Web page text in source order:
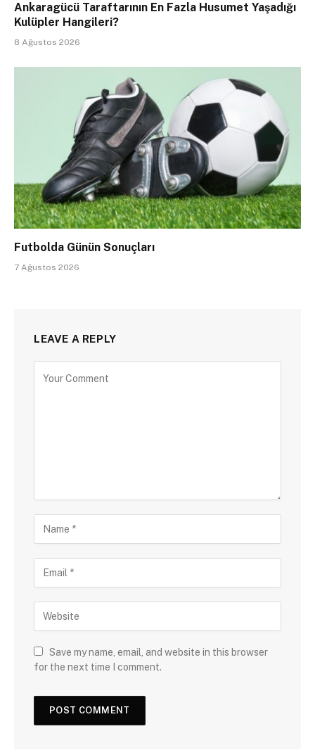
Ankaragücü Taraftarının En Fazla Husumet Yaşadığı
Kulüpler Hangileri?
8 Ağustos 2026
Futbolda Günün Sonuçları
7 Ağustos 2026
LEAVE A REPLY
Save my name, email, and website in this browser
for the next time I comment.